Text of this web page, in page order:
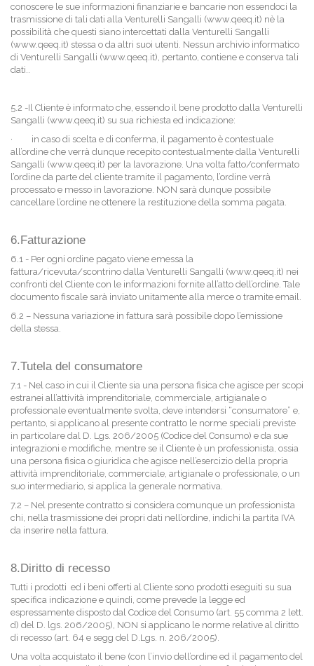
conoscere le sue informazioni finanziarie e bancarie non essendoci la
trasmissione di tali dati alla Venturelli Sangalli (www.qeeq.it) nè la
possibilità che questi siano intercettati dalla Venturelli Sangalli
(www.qeeq.it) stessa o da altri suoi utenti. Nessun archivio informatico
di Venturelli Sangalli (www.qeeq.it), pertanto, contiene e conserva tali
dati..
5.2 -Il Cliente è informato che, essendo il bene prodotto dalla Venturelli
Sangalli (www.qeeq.it) su sua richiesta ed indicazione:
·
in caso di scelta e di conferma, il pagamento è contestuale
all’ordine che verrà dunque recepito contestualmente dalla Venturelli
Sangalli (www.qeeq.it) per la lavorazione. Una volta fatto/confermato
l’ordine da parte del cliente tramite il pagamento, l’ordine verrà
processato e messo in lavorazione. NON sarà dunque possibile
cancellare l’ordine ne ottenere la restituzione della somma pagata.
6.Fatturazione
6.1 - Per ogni ordine pagato viene emessa la
fattura/ricevuta/scontrino dalla Venturelli Sangalli (www.qeeq.it) nei
confronti del Cliente con le informazioni fornite all’atto dell’ordine. Tale
documento fiscale sarà inviato unitamente alla merce o tramite email.
6.2 – Nessuna variazione in fattura sarà possibile dopo l’emissione
della stessa.
7.Tutela del consumatore
7.1 - Nel caso in cui il Cliente sia una persona fisica che agisce per scopi
estranei all’attività imprenditoriale, commerciale, artigianale o
professionale eventualmente svolta, deve intendersi “consumatore” e,
pertanto, si applicano al presente contratto le norme speciali previste
in particolare dal D. Lgs. 206/2005 (Codice del Consumo) e da sue
integrazioni e modifiche, mentre se il Cliente è un professionista, ossia
una persona fisica o giuridica che agisce nell’esercizio della propria
attività imprenditoriale, commerciale, artigianale o professionale, o un
suo intermediario, si applica la generale normativa.
7.2 – Nel presente contratto si considera comunque un professionista
chi, nella trasmissione dei propri dati nell’ordine, indichi la partita IVA
da inserire nella fattura.
8.Diritto di recesso
Tutti i prodotti ed i beni offerti al Cliente sono prodotti eseguiti su sua
specifica indicazione e quindi, come prevede la legge ed
espressamente disposto dal Codice del Consumo (art. 55 comma 2 lett.
d) del D. lgs. 206/2005), NON si applicano le norme relative al diritto
di recesso (art. 64 e segg del D.Lgs. n. 206/2005).
Una volta acquistato il bene (con l’invio dell’ordine ed il pagamento del